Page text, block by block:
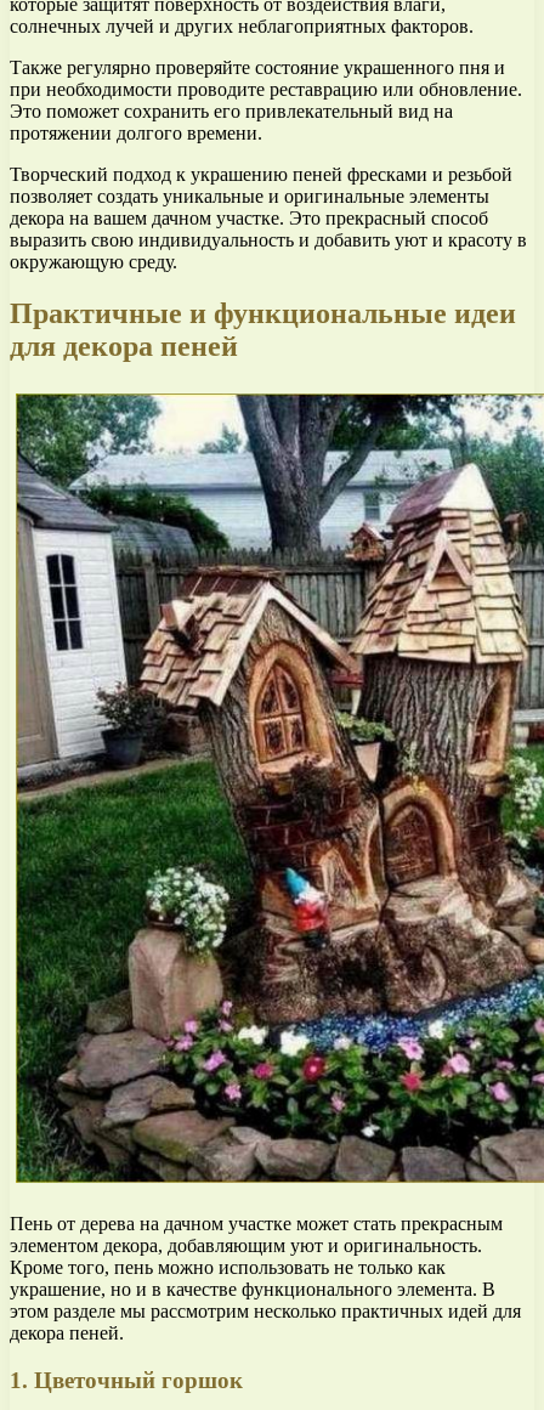
которые защитят поверхность от воздействия влаги,
солнечных лучей и других неблагоприятных факторов.
Также регулярно проверяйте состояние украшенного пня и
при необходимости проводите реставрацию или обновление.
Это поможет сохранить его привлекательный вид на
протяжении долгого времени.
Творческий подход к украшению пеней фресками и резьбой
позволяет создать уникальные и оригинальные элементы
декора на вашем дачном участке. Это прекрасный способ
выразить свою индивидуальность и добавить уют и красоту в
окружающую среду.
Практичные и функциональные идеи
для декора пеней
Пень от дерева на дачном участке может стать прекрасным
элементом декора, добавляющим уют и оригинальность.
Кроме того, пень можно использовать не только как
украшение, но и в качестве функционального элемента. В
этом разделе мы рассмотрим несколько практичных идей для
декора пеней.
1. Цветочный горшок